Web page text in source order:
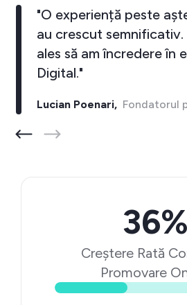
"O experiență peste
au crescut
ales să am încredere în
Digital."
Lucian Poenari,Fondatorul
36%
Creștere Rată
Promovare